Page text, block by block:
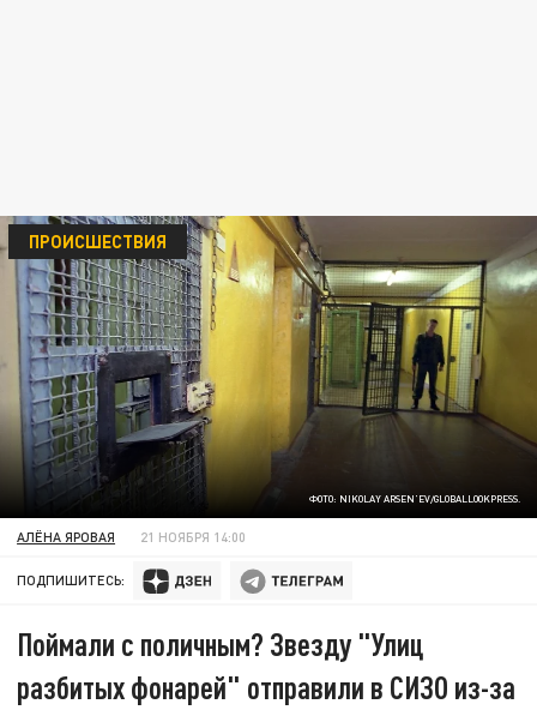
ФОТО: NIKOLAY ARSEN'EV/GLOBALLOOKPRESS.
ПРОИСШЕСТВИЯ
АЛЁНА ЯРОВАЯ 21 НОЯБРЯ 14:00
ПОДПИШИТЕСЬ:
Поймали с поличным? Звезду "Улиц
разбитых фонарей" отправили в СИЗО из-за